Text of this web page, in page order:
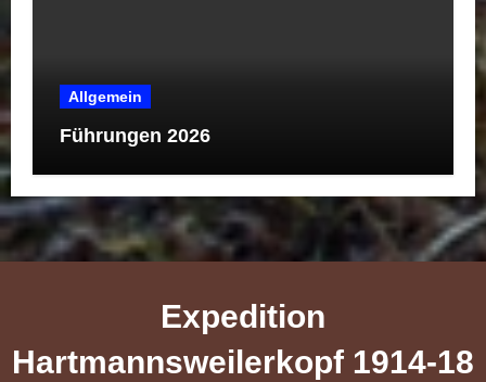
Allgemein
Führungen 2026
Expedition
Hartmannsweilerkopf 1914-18